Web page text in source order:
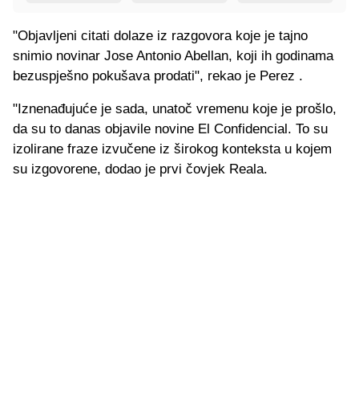
"Objavljeni citati dolaze iz razgovora koje je tajno
snimio novinar Jose Antonio Abellan, koji ih godinama
bezuspješno pokušava prodati", rekao je Perez .
"Iznenađujuće je sada, unatoč vremenu koje je prošlo,
da su to danas objavile novine El Confidencial. To su
izolirane fraze izvučene iz širokog konteksta u kojem
su izgovorene, dodao je prvi čovjek Reala.